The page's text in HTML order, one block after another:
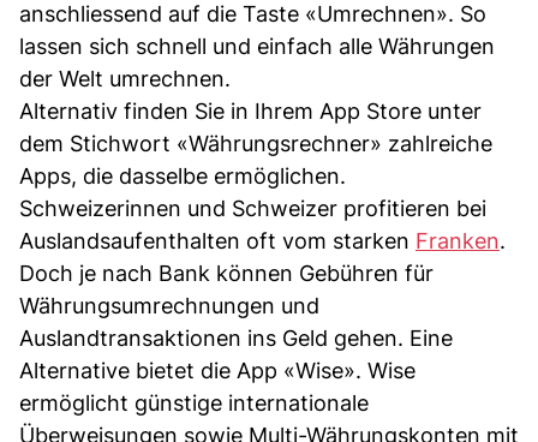
anschliessend auf die Taste «Umrechnen». So
lassen sich schnell und einfach alle Währungen
der Welt umrechnen.
Alternativ finden Sie in Ihrem App Store unter
dem Stichwort «Währungsrechner» zahlreiche
Apps, die dasselbe ermöglichen.
Schweizerinnen und Schweizer profitieren bei
Auslandsaufenthalten oft vom starken Franken.
Doch je nach Bank können Gebühren für
Währungsumrechnungen und
Auslandtransaktionen ins Geld gehen. Eine
Alternative bietet die App «Wise». Wise
ermöglicht günstige internationale
Überweisungen sowie Multi-Währungskonten mit